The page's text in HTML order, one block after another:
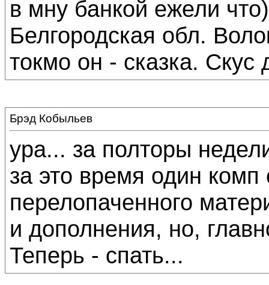
в мну банкой ежели
Белгородская обл.
токмо он - сказка. Скус
Брэд Кобыльев
ура... за полторы
за это время один комп
перелопаченного
и дополнения, но,
Теперь - спать...